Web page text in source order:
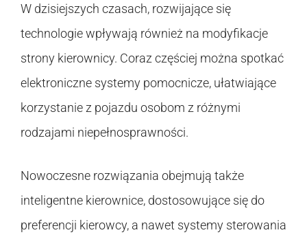
W dzisiejszych czasach, rozwijające się
technologie wpływają również na modyfikacje
strony kierownicy. Coraz częściej można spotkać
elektroniczne systemy pomocnicze, ułatwiające
korzystanie z pojazdu osobom z różnymi
rodzajami niepełnosprawności.
Nowoczesne rozwiązania obejmują także
inteligentne kierownice, dostosowujące się do
preferencji kierowcy, a nawet systemy sterowania